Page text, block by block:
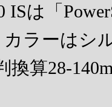
ISは「
カラーはシ
換算28-